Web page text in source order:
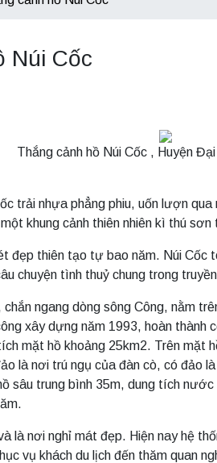
Núi Cốc
Thắng cảnh hồ Núi Cốc , Huyện
trải nhựa phẳng phiu, uốn lượn
khung cảnh thiên nhiên kì thú
đẹp thiên tạo tự bao năm. Núi Cốc
chuyện tình thuỷ chung trong
chắn ngang dòng sông Công, nằm
xây dựng năm 1993, hoàn thành
mặt hồ khoảng 25km2. Trên mặt
là nơi trú ngụ của đàn cò, có đảo
sâu trung bình 35m, dung tích
là nơi nghỉ mát đẹp. Hiện nay hệ
vụ khách du lịch đến thăm quan